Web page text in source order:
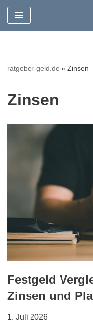
Zum
ratgeber-geld.de » Zinsen
Zinsen
Festgeld
Zinsen und
1. Juli 2026